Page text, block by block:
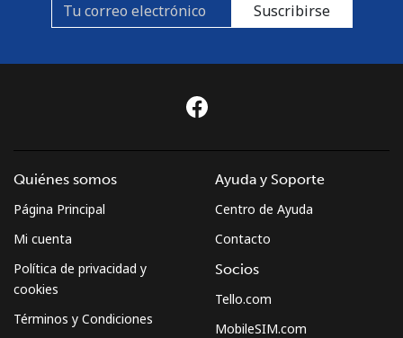
Suscribirse
Quiénes somos
Página Principal
Mi cuenta
Política de privacidad y
cookies
Términos y Condiciones
Ayuda y Soporte
Centro de Ayuda
Contacto
Socios
Tello.com
MobileSIM.com